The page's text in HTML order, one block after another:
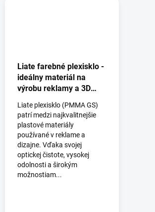
Liate farebné plexisklo -
ideálny materiál na
výrobu reklamy a 3D
Liate plexisklo (PMMA GS)
patrí medzi najkvalitnejšie
plastové materiály
používané v reklame a
dizajne. Vďaka svojej
optickej čistote, vysokej
odolnosti a širokým
možnostiam...